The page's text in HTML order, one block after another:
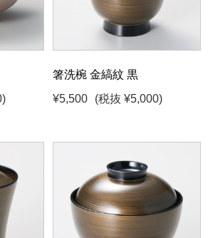
箸洗椀 金縞紋 黒
¥5,500
(税抜 ¥5,000)